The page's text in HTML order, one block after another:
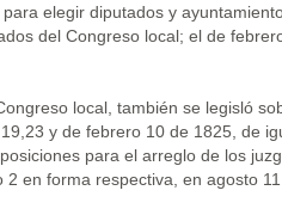
elegir diputados y
del Congreso local; el de
local, también se legisló
y de febrero 10 de 1825, de
para el arreglo de los
en forma respectiva, en agosto